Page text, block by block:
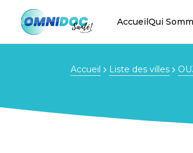
AccueilQui
Accueil Liste des villes